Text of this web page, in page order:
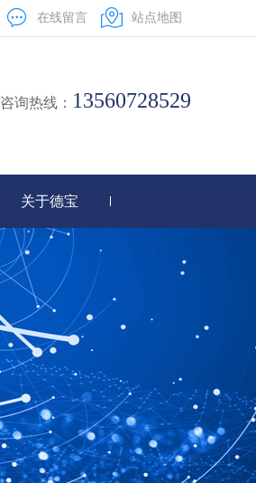
在线留言 站点地图
咨询热线： 13560728529
关于德宝